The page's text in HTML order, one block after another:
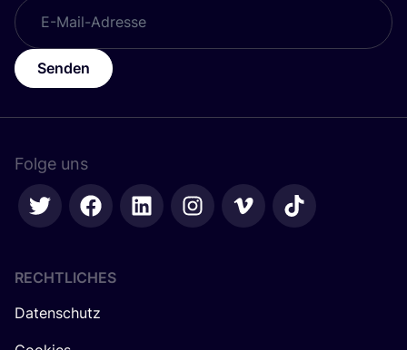
Senden
Folge uns
RECHTLICHES
Datenschutz